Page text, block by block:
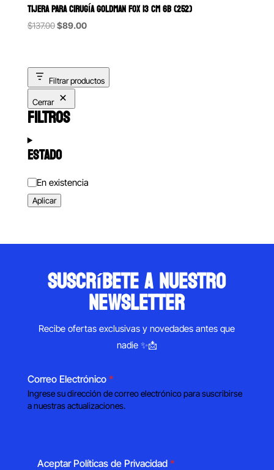
TIJERA PARA CIRUGÍA GOLDMAN FOX 13 CM 6B (252)
$137.00Original
$137.00.
$89.00Current
$89.00.
Filtrar productos
Cerrar
FILTROS
ESTADO
Estado
En existencia
Aplicar
suscríbete a nuestro
newsletter
Recibe ofertas exclusivas y novedades antes que
nadie ✨📩
Correo Electrónico *
Ingrese su dirección de correo electrónico para suscribirse
a nuestras actualizaciones.
Aceptar Políticas de Privacidad *